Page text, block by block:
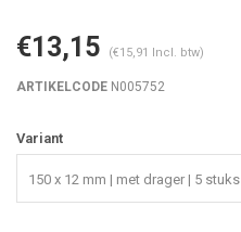
€13,15 (€15,91 Incl. btw)
ARTIKELCODE N005752
Variant
150 x 12 mm | met drager | 5 stuks